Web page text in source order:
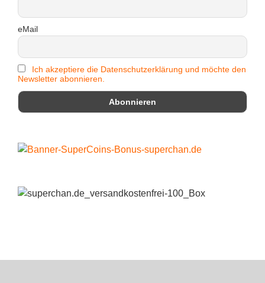
eMail
Ich akzeptiere die Datenschutzerklärung und möchte den
Newsletter abonnieren.